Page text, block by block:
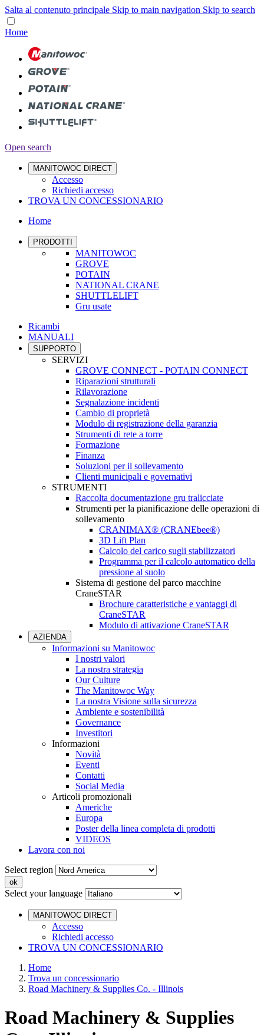
Salta al contenuto principale Skip to main navigation Skip to search
Home
Open search
MANITOWOC DIRECT
Accesso
Richiedi accesso
TROVA UN CONCESSIONARIO
Home
PRODOTTI
MANITOWOC
GROVE
POTAIN
NATIONAL CRANE
SHUTTLELIFT
Gru usate
Ricambi
MANUALI
SUPPORTO
SERVIZI
GROVE CONNECT - POTAIN CONNECT
Riparazioni strutturali
Rilavorazione
Segnalazione incidenti
Cambio di proprietà
Modulo di registrazione della garanzia
Strumenti di rete a torre
Formazione
Finanza
Soluzioni per il sollevamento
Clienti municipali e governativi
STRUMENTI
Raccolta documentazione gru tralicciate
Strumenti per la pianificazione delle operazioni di
sollevamento
CRANIMAX® (CRANEbee®)
3D Lift Plan
Calcolo del carico sugli stabilizzatori
Programma per il calcolo automatico della
pressione al suolo
Sistema di gestione del parco macchine
CraneSTAR
Brochure caratteristiche e vantaggi di
CraneSTAR
Modulo di attivazione CraneSTAR
AZIENDA
Informazioni su Manitowoc
I nostri valori
La nostra strategia
Our Culture
The Manitowoc Way
La nostra Visione sulla sicurezza
Ambiente e sostenibilità
Governance
Investitori
Informazioni
Novità
Eventi
Contatti
Social Media
Articoli promozionali
Americhe
Europa
Poster della linea completa di prodotti
VIDEOS
Lavora con noi
Select region
Select your language
MANITOWOC DIRECT
Accesso
Richiedi accesso
TROVA UN CONCESSIONARIO
Home
Trova un concessionario
Road Machinery & Supplies Co. - Illinois
Road Machinery & Supplies